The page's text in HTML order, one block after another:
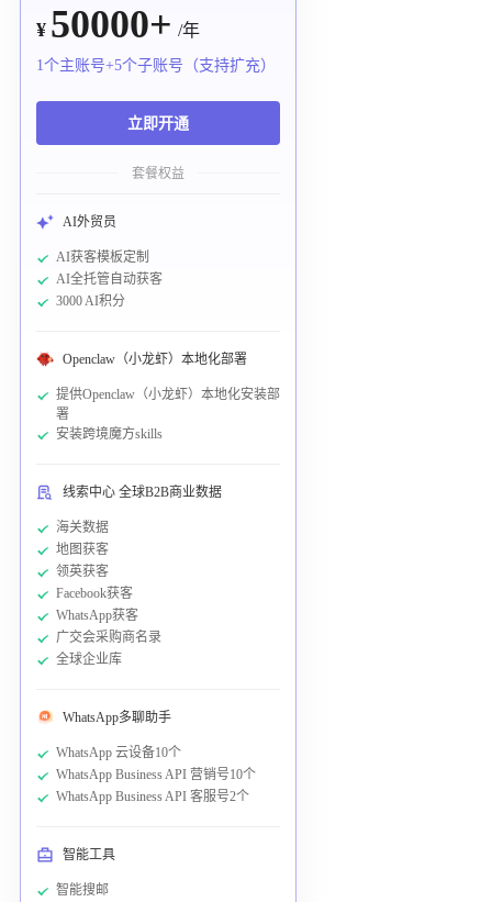
¥ 50000+ /年
1个主账号+5个子账号（支持扩充）
立即开通
套餐权益
AI外贸员
AI获客模板定制
AI全托管自动获客
3000 AI积分
Openclaw（小龙虾）本地化部署
提供Openclaw（小龙虾）本地化安装部
署
安装跨境魔方skills
线索中心 全球B2B商业数据
海关数据
地图获客
领英获客
Facebook获客
WhatsApp获客
广交会采购商名录
全球企业库
WhatsApp多聊助手
WhatsApp 云设备10个
WhatsApp Business API 营销号10个
WhatsApp Business API 客服号2个
智能工具
智能搜邮